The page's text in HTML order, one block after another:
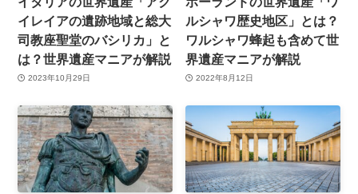
イレイアの遺跡地域と総大
司教座聖堂のバシリカ」と
は？世界遺産マニアが解説
2023年10月29日
ルシャワ歴史地区」とは？
ワルシャワ蜂起も含めて世
界遺産マニアが解説
2022年8月12日